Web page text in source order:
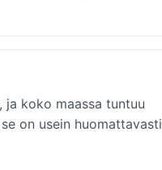
ja koko maassa tuntuu
on usein huomattavasti